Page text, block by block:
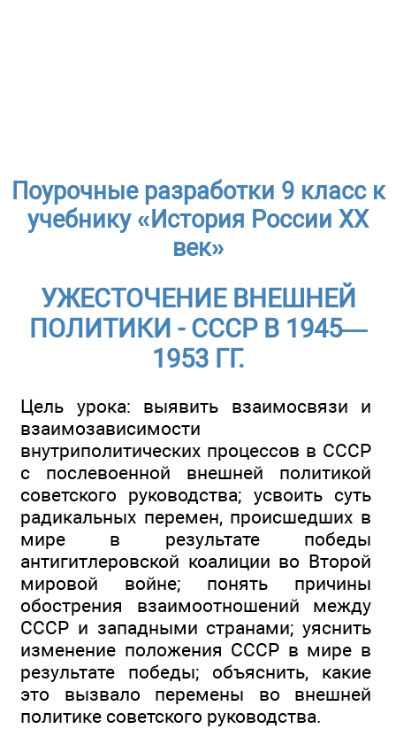
Поурочные разработки 9 класс к
учебнику «История России ХХ
век»
УЖЕСТОЧЕНИЕ ВНЕШНЕЙ
ПОЛИТИКИ - СССР В 1945—
1953 ГГ.
Цель урока: выявить взаимосвязи и
взаимозависимости
внутриполитических процессов в СССР
с послевоенной внешней политикой
советского руководства; усвоить суть
радикальных перемен, происшедших в
мире в результате победы
антигитлеровской коалиции во Второй
мировой войне; понять причины
обострения взаимоотношений между
СССР и западными странами; уяснить
изменение положения СССР в мире в
результате победы; объяснить, какие
это вызвало перемены во внешней
политике советского руководства.